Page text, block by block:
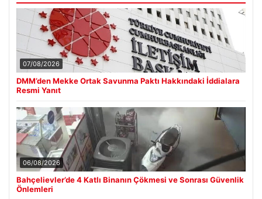
07/08/2026
DMM’den Mekke Ortak Savunma Paktı Hakkındaki İddialara
Resmi Yanıt
06/08/2026
Bahçelievler’de 4 Katlı Binanın Çökmesi ve Sonrası Güvenlik
Önlemleri